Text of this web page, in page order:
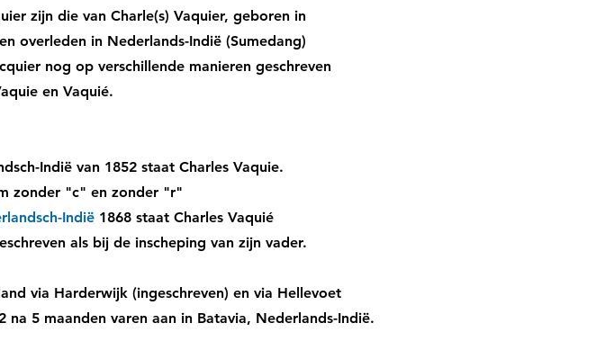
zijn die van Charle(s) Vaquier, geboren in
overleden in Nederlands-Indië (Sumedang)
nog op verschillende manieren geschreven
en Vaquié.
Indië van 1852 staat Charles Vaquie.
zonder "c" en zonder "r"
Indië1868 staat Charles Vaquié
als bij de inscheping van zijn vader.
via Harderwijk (ingeschreven) en via Hellevoet
5 maanden varen aan in Batavia, Nederlands-Indië.